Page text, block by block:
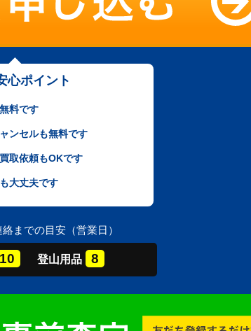
心ポイント
料です
ンセルも無料です
取依頼もOKです
大丈夫です
までの目安（営業日）
10 登山用品 8